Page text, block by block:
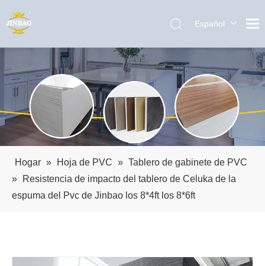
Español
Pусский
Português
Hogar » Hoja de PVC » Tablero de gabinete de PVC
»
Resistencia de impacto del tablero de Celuka de la
espuma del Pvc de Jinbao los 8*4ft los 8*6ft